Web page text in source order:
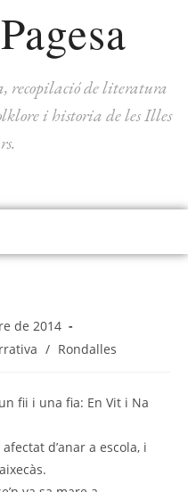
recopilació de literatura
i historia de les Illes
de 2014
/ Rondalles
fii i una fia: En Vit i Na
d’anar a escola, i